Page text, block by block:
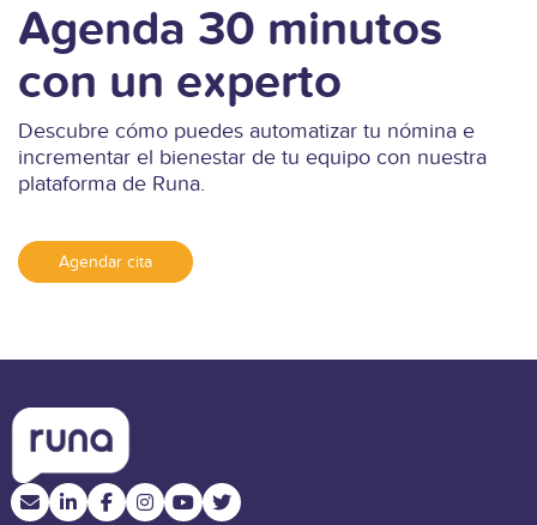
Agenda 30 minutos
con un experto
Descubre cómo puedes automatizar tu nómina e
incrementar el bienestar de tu equipo con nuestra
plataforma de Runa.
Agendar cita